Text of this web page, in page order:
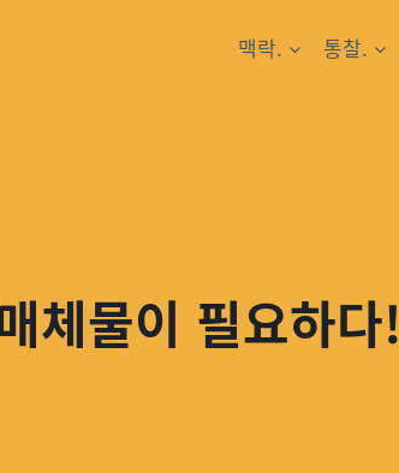
맥락. 통찰.
체물이 필요하다!